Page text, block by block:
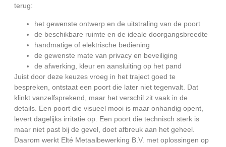
terug:
het gewenste ontwerp en de uitstraling van de poort
de beschikbare ruimte en de ideale doorgangsbreedte
handmatige of elektrische bediening
de gewenste mate van privacy en beveiliging
de afwerking, kleur en aansluiting op het pand
Juist door deze keuzes vroeg in het traject goed te
bespreken, ontstaat een poort die later niet tegenvalt. Dat
klinkt vanzelfsprekend, maar het verschil zit vaak in de
details. Een poort die visueel mooi is maar onhandig opent,
levert dagelijks irritatie op. Een poort die technisch sterk is
maar niet past bij de gevel, doet afbreuk aan het geheel.
Daarom werkt Elté Metaalbewerking B.V. met oplossingen op